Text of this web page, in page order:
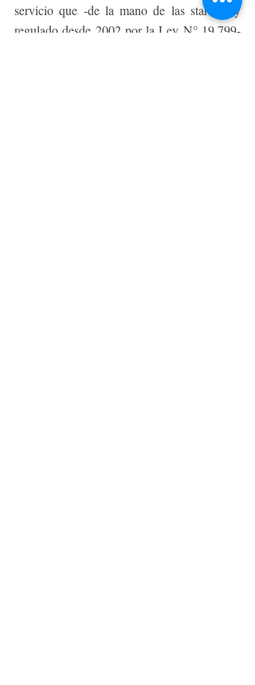
servicio que -de la mano de las startups y
regulado desde 2002 por la Ley N° 19.799-